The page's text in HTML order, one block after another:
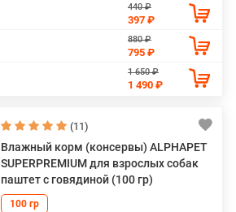
440 ₽
397 ₽
880 ₽
795 ₽
1 650 ₽
1 490 ₽
(11)
Влажный корм (консервы) ALPHAPET
SUPERPREMIUM для взрослых собак
паштет с говядиной (100 гр)
100 гр